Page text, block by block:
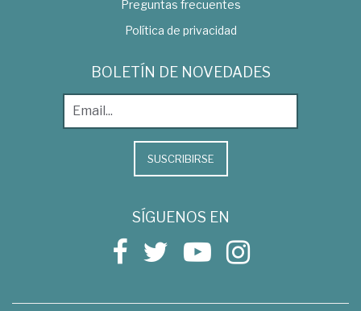
Preguntas frecuentes
Política de privacidad
BOLETÍN DE NOVEDADES
SUSCRIBIRSE
SÍGUENOS EN